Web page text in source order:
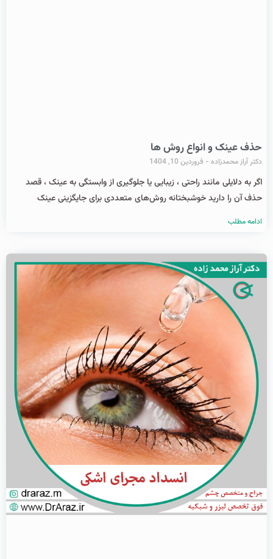
حذف عینک و انواع روش ها
دکتر آراز محمدزاده فروردین 10, 1404
اگر به دلایلی مانند راحتی ، زیبایی یا جلوگیری از وابستگی به عینک ، قصد
حذف آن را دارید خوشبختانه روش‌های متعددی برای جایگزینی عینک
ادامه مطلب